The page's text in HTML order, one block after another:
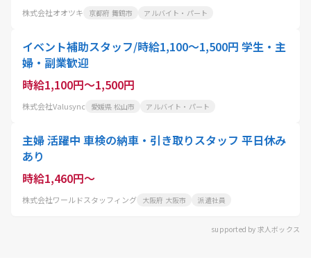
株式会社オオツキ 京都府 舞鶴市 アルバイト・パート
イベント補助スタッフ/時給1,100〜1,500円 学生・主
婦・副業歓迎
時給1,100円～1,500円
株式会社Valusync 愛媛県 松山市 アルバイト・パート
主婦 活躍中 車検の納車・引き取りスタッフ 平日休み
あり
時給1,460円～
株式会社ワールドスタッフィング 大阪府 大阪市 派遣社員
supported by 求人ボックス